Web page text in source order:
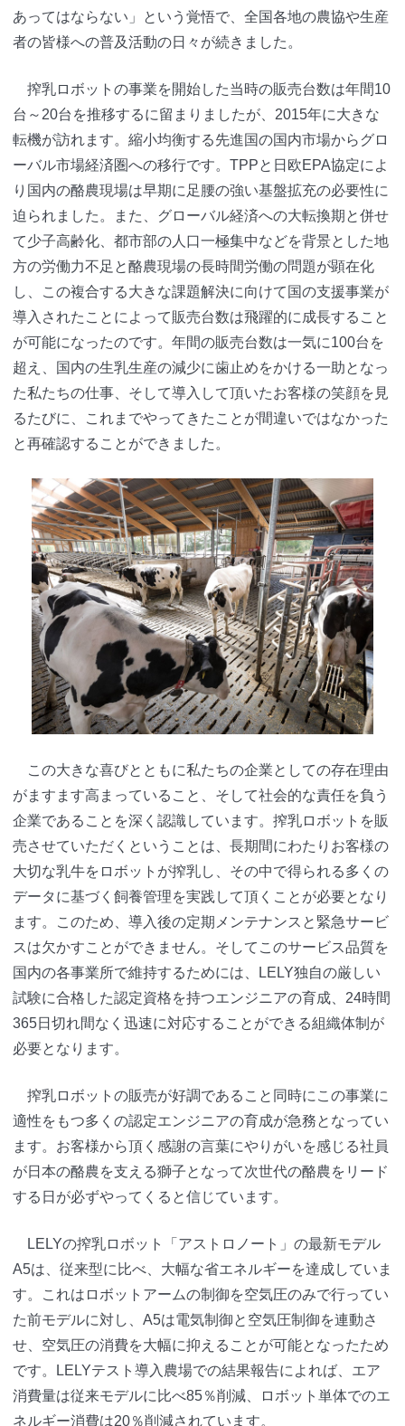
あってはならない」という覚悟で、全国各地の農協や生産
者の皆様への普及活動の日々が続きました。
搾乳ロボットの事業を開始した当時の販売台数は年間10
台～20台を推移するに留まりましたが、2015年に大きな
転機が訪れます。縮小均衡する先進国の国内市場からグロ
ーバル市場経済圏への移行です。TPPと日欧EPA協定によ
り国内の酪農現場は早期に足腰の強い基盤拡充の必要性に
迫られました。また、グローバル経済への大転換期と併せ
て少子高齢化、都市部の人口一極集中などを背景とした地
方の労働力不足と酪農現場の長時間労働の問題が顕在化
し、この複合する大きな課題解決に向けて国の支援事業が
導入されたことによって販売台数は飛躍的に成長すること
が可能になったのです。年間の販売台数は一気に100台を
超え、国内の生乳生産の減少に歯止めをかける一助となっ
た私たちの仕事、そして導入して頂いたお客様の笑顔を見
るたびに、これまでやってきたことが間違いではなかった
と再確認することができました。
この大きな喜びとともに私たちの企業としての存在理由
がますます高まっていること、そして社会的な責任を負う
企業であることを深く認識しています。搾乳ロボットを販
売させていただくということは、長期間にわたりお客様の
大切な乳牛をロボットが搾乳し、その中で得られる多くの
データに基づく飼養管理を実践して頂くことが必要となり
ます。このため、導入後の定期メンテナンスと緊急サービ
スは欠かすことができません。そしてこのサービス品質を
国内の各事業所で維持するためには、LELY独自の厳しい
試験に合格した認定資格を持つエンジニアの育成、24時間
365日切れ間なく迅速に対応することができる組織体制が
必要となります。
搾乳ロボットの販売が好調であること同時にこの事業に
適性をもつ多くの認定エンジニアの育成が急務となってい
ます。お客様から頂く感謝の言葉にやりがいを感じる社員
が日本の酪農を支える獅子となって次世代の酪農をリード
する日が必ずやってくると信じています。
LELYの搾乳ロボット「アストロノート」の最新モデル
A5は、従来型に比べ、大幅な省エネルギーを達成していま
す。これはロボットアームの制御を空気圧のみで行ってい
た前モデルに対し、A5は電気制御と空気圧制御を連動さ
せ、空気圧の消費を大幅に抑えることが可能となったため
です。LELYテスト導入農場での結果報告によれば、エア
消費量は従来モデルに比べ85％削減、ロボット単体でのエ
ネルギー消費は20％削減されています。